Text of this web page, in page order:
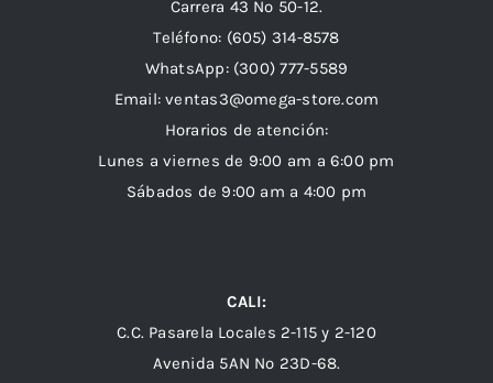
Carrera 43 Nº 50-12.
Teléfono: (605) 314-8578
WhatsApp: (300) 777-5589
Email: ventas3@omega-store.com
Horarios de atención:
Lunes a viernes de 9:00 am a 6:00 pm
Sábados de 9:00 am a 4:00 pm
CALI:
C.C. Pasarela Locales 2-115 y 2-120
Avenida 5AN Nº 23D-68.